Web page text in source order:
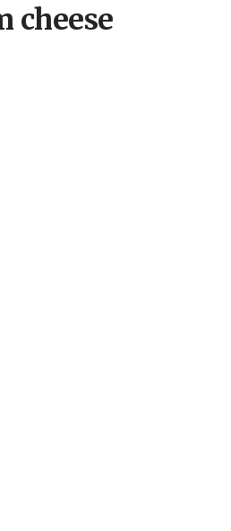
cheese